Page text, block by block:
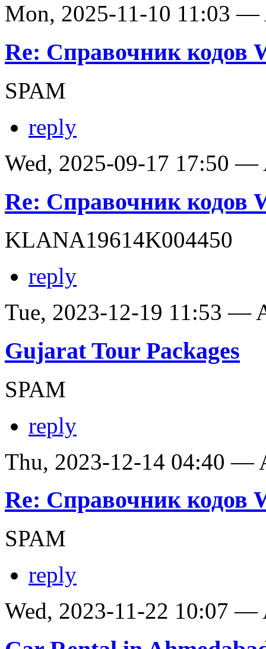
Mon, 2025-11-10 11:03 —
Re: Справочник кодов
SPAM
reply
Wed, 2025-09-17 17:50 —
Re: Справочник кодов
KLANA19614K004450
reply
Tue, 2023-12-19 11:53 —
Gujarat Tour Packages
SPAM
reply
Thu, 2023-12-14 04:40 —
Re: Справочник кодов
SPAM
reply
Wed, 2023-11-22 10:07 —